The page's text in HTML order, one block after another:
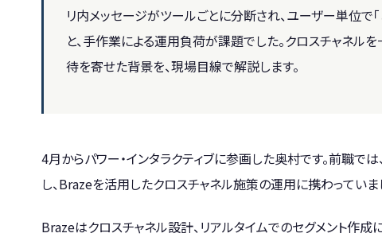
リ内メッセージがツールごとに分断され、ユーザー単位
と、手作業による運用負荷が課題でした。クロスチャネル
待を寄せた背景を、現場目線で解説します。
4月からパワー・インタラクティブに参画した奥村です。前職で
し、Brazeを活用したクロスチャネル施策の運用に携わっていま
Brazeはクロスチャネル設計、リアルタイムでのセグメント作